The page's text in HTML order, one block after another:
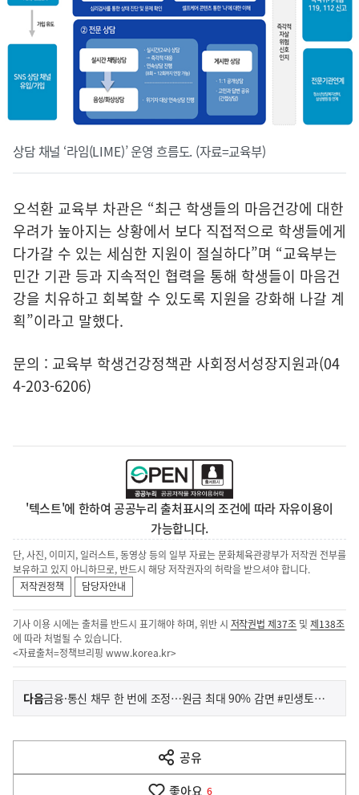
상담 채널 ‘라임(LIME)’ 운영 흐름도. (자료=교육부)
오석환 교육부 차관은 “최근 학생들의 마음건강에 대한
우려가 높아지는 상황에서 보다 직접적으로 학생들에게
다가갈 수 있는 세심한 지원이 절실하다”며 “교육부는
민간 기관 등과 지속적인 협력을 통해 학생들이 마음건
강을 치유하고 회복할 수 있도록 지원을 강화해 나갈 계
획”이라고 말했다.
문의 : 교육부 학생건강정책관 사회정서성장지원과(04
4-203-6206)
'텍스트'에 한하여 공공누리 출처표시의 조건에 따라 자유이용이
가능합니다.
단, 사진, 이미지, 일러스트, 동영상 등의 일부 자료는 문화체육관광부가 저작권 전부를
보유하고 있지 아니하므로, 반드시 해당 저작권자의 허락을 받으셔야 합니다.
저작권정책
담당자안내
기사 이용 시에는 출처를 반드시 표기해야 하며, 위반 시 저작권법 제37조 및제138조
에 따라 처벌될 수 있습니다.
<자료출처=정책브리핑 www.korea.kr>
이
전
다
음
다음기
사
금융·통신 채무 한 번에 조정…원금 최대 90% 감면 #민생토론 후속조치
공유
열
기
좋아요 6